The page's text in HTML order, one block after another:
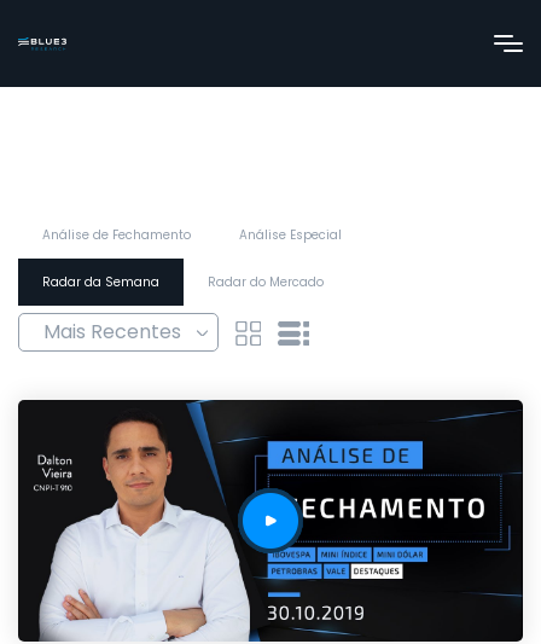
Análise de Fechamento Análise Especial
Radar da Semana Radar do Mercado